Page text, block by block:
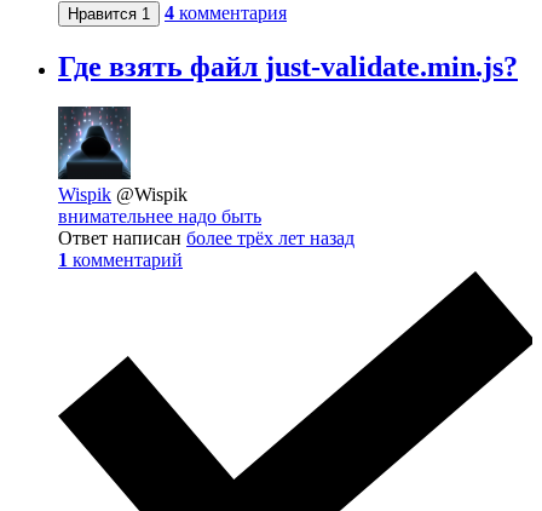
Нравится 1 4 комментария
Где взять файл just-validate.min.js?
Wispik @Wispik
внимательнее надо быть
Ответ написан более трёх лет назад
1 комментарий